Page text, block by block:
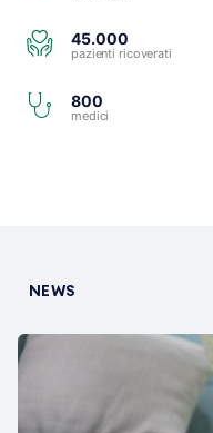
45.000
pazienti ricoverati
800
medici
NEWS